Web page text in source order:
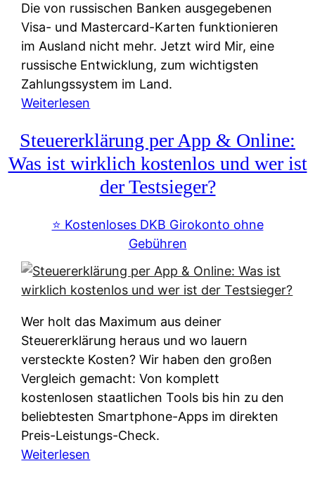
n
a
t
i
v
e
&
f
r
e
u
s
u
n
f
t
e
i
e
Die von russischen Banken ausgegebenen
Visa- und Mastercard-Karten funktionieren
im Ausland nicht mehr. Jetzt wird Mir, eine
russische Entwicklung, zum wichtigsten
Zahlungssystem im Land.
Weiterlesen
a
h
g
s
y
t
e
m
M
I
R
:
W
Steuererklärung per App & Online:
Was ist wirklich kostenlos und wer ist
der Testsieger?
⭐️ Kostenloses DKB Girokonto ohne
Gebühren
Wer holt das Maximum aus deiner
Steuererklärung heraus und wo lauern
versteckte Kosten? Wir haben den großen
Vergleich gemacht: Von komplett
kostenlosen staatlichen Tools bis hin zu den
beliebtesten Smartphone-Apps im direkten
Preis-Leistungs-Check.
Weiterlesen